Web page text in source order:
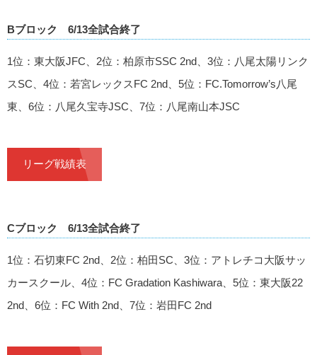
Bブロック 6/13全試合終了
1位：東大阪JFC、2位：柏原市SSC 2nd、3位：八尾太陽リンク
スSC、4位：若宮レックスFC 2nd、5位：FC.Tomorrow’s八尾
東、6位：八尾久宝寺JSC、7位：八尾南山本JSC
リーグ戦績表
Cブロック 6/13全試合終了
1位：石切東FC 2nd、2位：柏田SC、3位：アトレチコ大阪サッ
カースクール、4位：FC Gradation Kashiwara、5位：東大阪22
2nd、6位：FC With 2nd、7位：岩田FC 2nd